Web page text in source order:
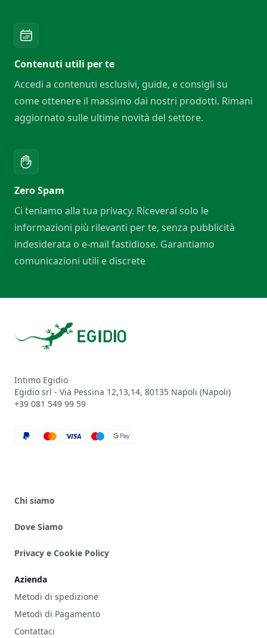
Contenuti utili per te
Accedi a contenuti esclusivi, guide, e consigli su
come ottenere il massimo dai nostri prodotti. Rimani
aggiornato sulle ultime novità del settore.
Zero Spam
Ci teniamo alla tua privacy. Riceverai solo le
informazioni più rilevanti per te, senza pubblicità
indesiderata o e-mail fastidiose. Garantiamo
comunicazioni utili e discrete
Intimo Egidio
Egidio srl - Via Pessina 12,13,14, 80135 Napoli (Napoli)
+39 081 549 99 59
paypal
mastercard
visa
maestro
google_pay
Chi siamo
Dove Siamo
Privacy e Cookie Policy
Azienda
Metodi di spedizione
Metodi di Pagamento
Contattaci